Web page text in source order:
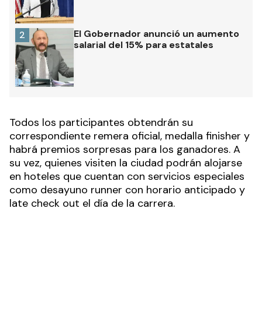
El Gobernador anunció un aumento
salarial del 15% para estatales
2
Todos los participantes obtendrán su
correspondiente remera oficial, medalla finisher y
habrá premios sorpresas para los ganadores. A
su vez, quienes visiten la ciudad podrán alojarse
en hoteles que cuentan con servicios especiales
como desayuno runner con horario anticipado y
late check out el día de la carrera.